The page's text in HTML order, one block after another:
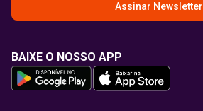
Assinar Newsletter
BAIXE O NOSSO APP